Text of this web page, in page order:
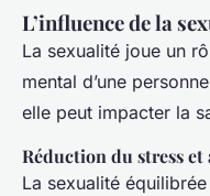
L’influence de la
La sexualité joue un
mental d’une
elle peut impacter la
Réduction du stress
La sexualité